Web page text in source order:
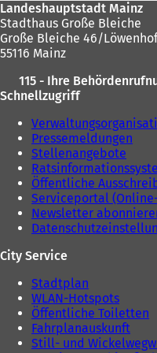
Landeshauptstadt Mainz
Stadthaus Große Bleiche
Große Bleiche 46/
55116 Mainz
115 - Ihre
Schnellzugriff
Pressemeldungen
Stellenangebote
Öffentliche
Serviceportal
Newsletter
City Service
Stadtplan
WLAN-Hotspots
Öffentliche Toiletten
Fahrplanauskunft
Still- und